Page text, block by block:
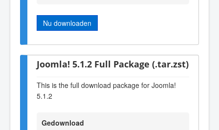
Nu downloaden
Joomla! 5.1.2 Full Package (.tar.zst)
This is the full download package for Joomla!
5.1.2
Gedownload